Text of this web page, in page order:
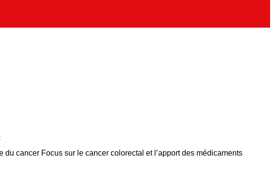
cancer Focus sur le cancer colorectal et l’apport des médicaments